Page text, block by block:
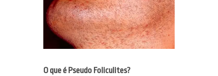
Dermatologia
Tratamentos estéticos
Tecnologia & Inovação
Mídia
MMP – Microinfusão de
Medicamentos na Pele
O que é Pseudo Foliculites?